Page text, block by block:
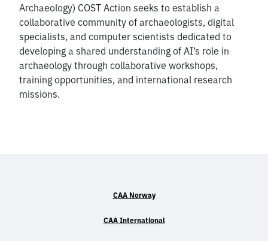
Archaeology) COST Action seeks to establish a
collaborative community of archaeologists, digital
specialists, and computer scientists dedicated to
developing a shared understanding of AI’s role in
archaeology through collaborative workshops,
training opportunities, and international research
missions.
CAA Norway
CAA International